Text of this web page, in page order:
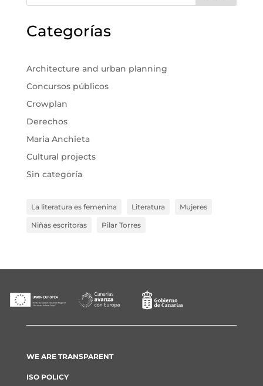
Categorías
Architecture and urban planning
Concursos públicos
Crowplan
Derechos
Maria Anchieta
Cultural projects
Sin categoría
La literatura es femenina Literatura Mujeres
Niñas escritoras Pilar Torres
WE ARE TRANSPARENT
ISO POLICY